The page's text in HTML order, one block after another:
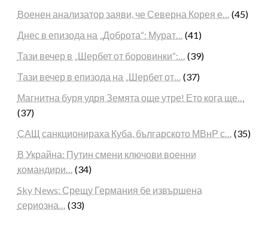
Военен анализатор заяви, че Северна Корея е… (45)
Днес в епизода на „Доброта“: Мурат… (41)
Тази вечер в „Шербет от боровинки“:… (39)
Тази вечер в епизода на „Шербет от… (37)
Магнитна буря удря Земята още утре! Ето кога ще…
(37)
САЩ санкционираха Куба, българското МВнР с… (35)
В Украйна: Путин смени ключови военни
командири… (34)
Sky News: Срещу Германия бе извършена
сериозна… (33)